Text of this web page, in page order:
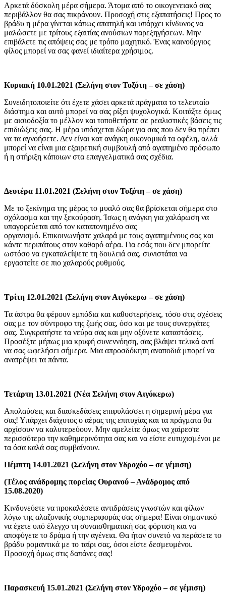
Αρκετά δύσκολη μέρα σήμερα. Άτομα από το οικογενειακό σας
περιβάλλον θα σας πικράνουν. Προσοχή στις εξαπατήσεις! Προς το
βράδυ η μέρα γίνεται κάπως απατηλή και υπάρχει κίνδυνος να
μαλώσετε με τρίτους εξαιτίας ανούσιων παρεξηγήσεων. Μην
επιβάλετε τις απόψεις σας με τρόπο μαχητικό. Ένας καινούργιος
φίλος μπορεί να σας φανεί ιδιαίτερα χρήσιμος.
Κυριακή 10.01.2021 (Σελήνη στον Τοξότη – σε χάση)
Συνειδητοποιείτε ότι έχετε χάσει αρκετά πράγματα το τελευταίο
διάστημα και αυτό μπορεί να σας ρίξει ψυχολογικά. Κοιτάξτε όμως
με αισιοδοξία το μέλλον και τοποθετήστε σε ρεαλιστικές βάσεις τις
επιδιώξεις σας. Η μέρα υπόσχεται δώρα για σας που δεν θα πρέπει
να τα αγνοήσετε. Δεν είναι κατ ανάγκη οικονομικά τα οφέλη, αλλά
μπορεί να είναι μια εξαιρετική συμβουλή από αγαπημένο πρόσωπο
ή η στήριξη κάποιων στα επαγγελματικά σας σχέδια.
Δευτέρα 11.01.2021 (Σελήνη στον Τοξότη – σε χάση)
Με το ξεκίνημα της μέρας το μυαλό σας θα βρίσκεται σήμερα στο
σχόλασμα και την ξεκούραση. Ίσως η ανάγκη για χαλάρωση να
υπαγορεύεται από τον καταπονημένο σας
οργανισμό. Επικοινωνήστε χαλαρά με τους αγαπημένους σας και
κάντε περιπάτους στον καθαρό αέρα. Για εσάς που δεν μπορείτε
ωστόσο να εγκαταλείψετε τη δουλειά σας, συνιστάται να
εργαστείτε σε πιο χαλαρούς ρυθμούς.
Τρίτη 12.01.2021 (Σελήνη στον Αιγόκερω – σε χάση)
Τα άστρα θα φέρουν εμπόδια και καθυστερήσεις, τόσο στις σχέσεις
σας με τον σύντροφο της ζωής σας, όσο και με τους συνεργάτες
σας. Συγκρατήστε τα νεύρα σας και μην οξύνετε καταστάσεις.
Προσέξτε μήπως μια κρυφή συνεννόηση, σας βλάψει τελικά αντί
να σας ωφελήσει σήμερα. Μια απροσδόκητη αναποδιά μπορεί να
ανατρέψει τα πάντα.
Τετάρτη 13.01.2021 (Νέα Σελήνη στον Αιγόκερω)
Απολαύσεις και διασκεδάσεις επιφυλάσσει η σημερινή μέρα για
σας! Υπάρχει διάχυτος ο αέρας της επιτυχίας και τα πράγματα θα
αρχίσουν να καλυτερεύουν. Μην αμελείτε όμως να χαίρεστε
περισσότερο την καθημερινότητα σας και να είστε ευτυχισμένοι με
τα όσα καλά σας συμβαίνουν.
Πέμπτη 14.01.2021 (Σελήνη στον Υδροχόο – σε γέμιση)
(Τέλος ανάδρομης πορείας Ουρανού – Ανάδρομος από
15.08.2020)
Κινδυνεύετε να προκαλέσετε αντιδράσεις γνωστών και φίλων
λόγω της αλαζονικής συμπεριφοράς σας σήμερα! Είναι σημαντικό
να έχετε υπό έλεγχο τη συναισθηματική σας φόρτιση και να
αποφύγετε το δράμα ή την αγένεια. Θα ήταν συνετό να περάσετε το
βράδυ ρομαντικά με το ταίρι σας, όσοι είστε δεσμευμένοι.
Προσοχή όμως στις δαπάνες σας!
Παρασκευή 15.01.2021 (Σελήνη στον Υδροχόο – σε γέμιση)